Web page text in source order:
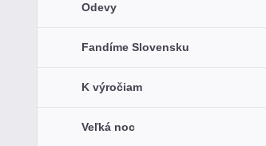
Odevy
Fandíme Slovensku
K výročiam
Veľká noc